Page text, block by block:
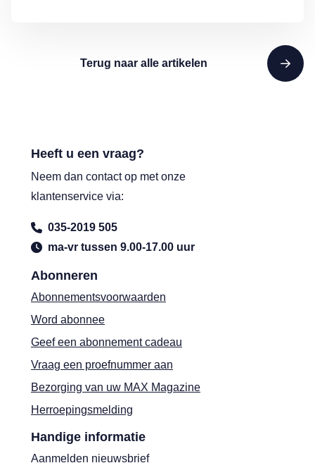
Terug naar alle artikelen
Abonneren
Abonnementsvoorwaarden
Word abonnee
Geef een abonnement cadeau
Vraag een proefnummer aan
Bezorging van uw MAX Magazine
Herroepingsmelding
Handige informatie
Aanmelden nieuwsbrief
Heeft u een vraag?
Neem dan contact op met onze
klantenservice via:
035-2019 505
ma-vr tussen 9.00-17.00 uur